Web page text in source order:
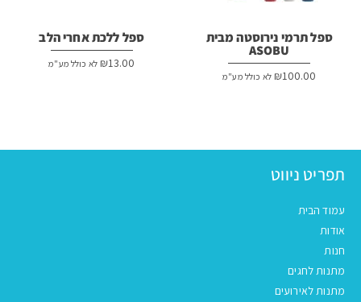
ספל תרמי נירוסטה מבית
ASOBU
₪100.00 לא כולל מע"מ
ספל ללכת אחרי הלב
₪13.00 לא כולל מע"מ
תפריט ניווט
עמוד הבית
אודות
חנות
מתנות לחגים
מתנות לאירועים